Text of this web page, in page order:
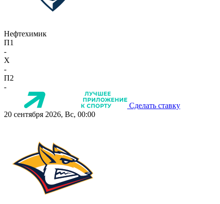
Нефтехимик
П1
-
X
-
П2
-
Сделать ставку
20 сентября 2026, Вс, 00:00